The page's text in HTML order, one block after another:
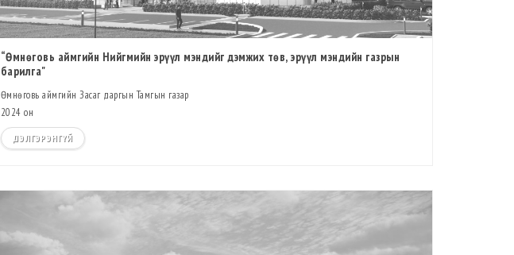
“Өмнөговь аймгийн Нийгмийн эрүүл мэндийг дэмжих төв, эрүүл мэндийн газрын
барилга"
Өмнөговь аймгийн Засаг даргын Тамгын газар
2024 он
ДЭЛГЭРЭНГҮЙ